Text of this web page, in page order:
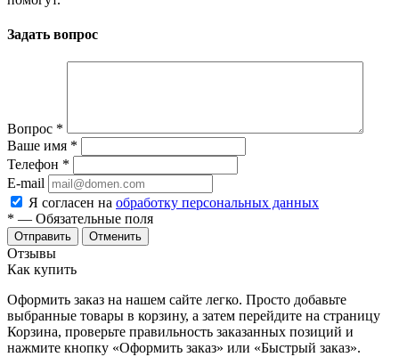
Задать вопрос
Вопрос *
Ваше имя *
Телефон *
E-mail
Я согласен на обработку персональных данных
* — Обязательные поля
Отменить
Отзывы
Как купить
Оформить заказ на нашем сайте легко. Просто добавьте
выбранные товары в корзину, а затем перейдите на страницу
Корзина, проверьте правильность заказанных позиций и
нажмите кнопку «Оформить заказ» или «Быстрый заказ».